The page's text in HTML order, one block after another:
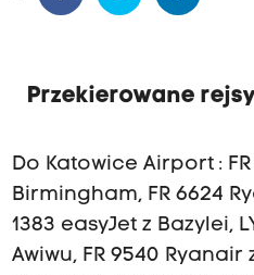
Przekierowane
Do Katowice Airport :
Birmingham, FR 6624
1383 easyJet z Bazylei,
Awiwu, FR 9540 Ryanair